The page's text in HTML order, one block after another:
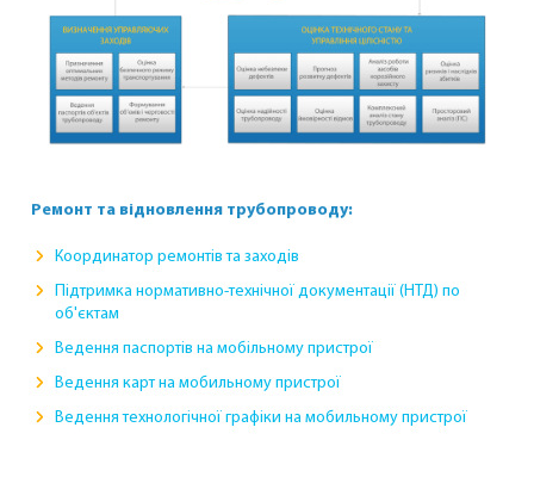
Ремонт та відновлення трубопроводу:
Координатор ремонтів та заходів
Підтримка нормативно-технічної документації (НТД) по
об'єктам
Ведення паспортів на мобільному пристрої
Ведення карт на мобильному пристрої
Ведення технологічної графіки на мобильному пристрої